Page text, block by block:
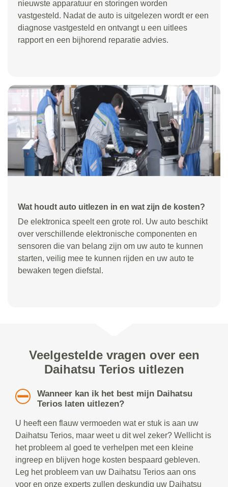
nieuwste apparatuur en storingen worden
vastgesteld. Nadat de auto is uitgelezen wordt er een
diagnose vastgesteld en ontvangt u een uitlees
rapport en een bijhorend reparatie advies.
Wat houdt auto uitlezen in en wat zijn de kosten?
De elektronica speelt een grote rol. Uw auto beschikt
over verschillende elektronische componenten en
sensoren die van belang zijn om uw auto te kunnen
starten, veilig mee te kunnen rijden en uw auto te
bewaken tegen diefstal.
Veelgestelde vragen over een
Daihatsu Terios uitlezen
Wanneer kan ik het best mijn Daihatsu
Terios laten uitlezen?
U heeft een flauw vermoeden wat er stuk is aan uw
Daihatsu Terios, maar weet u dit wel zeker? Wellicht is
het probleem al goed te verhelpen met een kleine
ingreep en blijven hoge kosten bespaard gebleven.
Leg het probleem van uw Daihatsu Terios aan ons
voor en onze experts zullen deskundig uw Daihatsu